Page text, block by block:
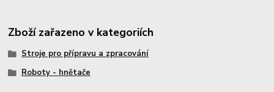
Zboží zařazeno v kategoriích
Stroje pro přípravu a zpracování
Roboty - hnětače